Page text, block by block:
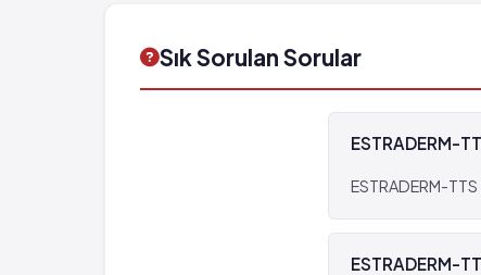
Sık Sorulan Sorular
ESTRADERM-
ESTRADERM-
ESTRADERM-